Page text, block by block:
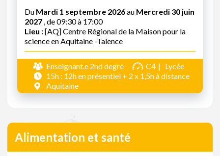
Du Mardi 1 septembre 2026au Mercredi 30 juin
2027 , de 09:30 à 17:00
Lieu :[AQ] Centre Régional de la Maison pour la
science en Aquitaine -Talence
Enseignant.e 2nd degré C4
Lycée
15h : 12h en présentiel + 2 x 1,5h à distance
Aquitaine
Alimentation et santé